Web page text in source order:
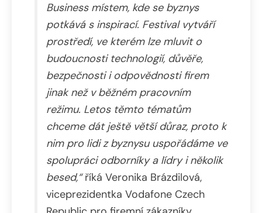
Business místem, kde se byznys
potkává s inspirací. Festival vytváří
prostředí, ve kterém lze mluvit o
budoucnosti technologií, důvěře,
bezpečnosti i odpovědnosti firem
jinak než v běžném pracovním
režimu. Letos těmto tématům
chceme dát ještě větší důraz, proto k
nim pro lidi z byznysu uspořádáme ve
spolupráci odborníky a lídry i několik
besed,“říká Veronika Brázdilová,
viceprezidentka Vodafone Czech